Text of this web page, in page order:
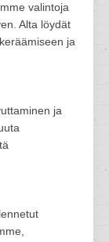
valintoja
Alta löydät
ja
ja